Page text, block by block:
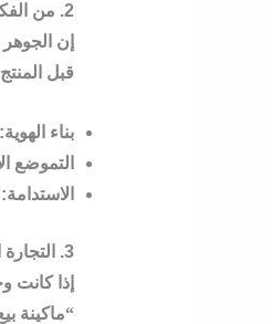
2. من الفكرة إلى الكيان: تأسيس علامة تجارية رائدة
إن الجوهر
قبل
بناء الهوية:
التموضع
الاستدامة:
3. التجارة الإلكترونية: الانطلاق من متطلبات فتح متجر الكتروني
إذا
“ماكينة